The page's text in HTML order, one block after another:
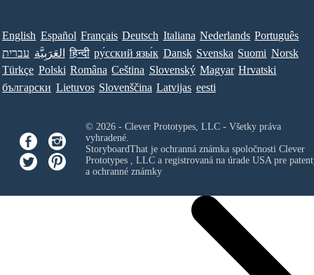
English Español Français Deutsch Italiana Nederlands Português
עברית العَرَبِيَّة हिन्दी ру́сский язы́к Dansk Svenska Suomi Norsk
Türkçe Polski Româna Ceština Slovenský Magyar Hrvatski
български Lietuvos Slovenščina Latvijas eesti
© 2026 - Clever Prototypes, LLC - Všetky práva
vyhradené.
StoryboardThat je ochranná známka spoločnosti Clever
Prototypes , LLCa registrovaná na úrade USA pre
a ochranné známky